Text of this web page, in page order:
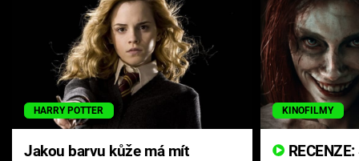
HARRY POTTER
Jakou barvu kůže má mít
KINOFILMY